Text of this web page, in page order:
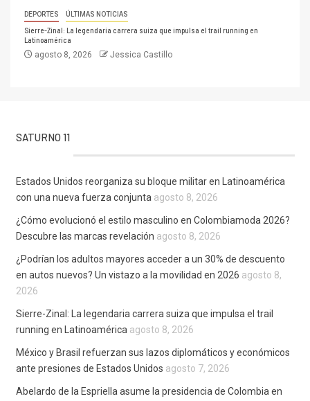
DEPORTES ÚLTIMAS NOTICIAS
Sierre-Zinal: La legendaria carrera suiza que impulsa el trail running en
Latinoamérica
agosto 8, 2026 Jessica Castillo
SATURNO 11
Estados Unidos reorganiza su bloque militar en Latinoamérica
con una nueva fuerza conjunta agosto 8, 2026
¿Cómo evolucionó el estilo masculino en Colombiamoda 2026?
Descubre las marcas revelación agosto 8, 2026
¿Podrían los adultos mayores acceder a un 30% de descuento
en autos nuevos? Un vistazo a la movilidad en 2026 agosto 8,
2026
Sierre-Zinal: La legendaria carrera suiza que impulsa el trail
running en Latinoamérica agosto 8, 2026
México y Brasil refuerzan sus lazos diplomáticos y económicos
ante presiones de Estados Unidos agosto 7, 2026
Abelardo de la Espriella asume la presidencia de Colombia en